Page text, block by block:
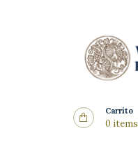
Carrito
0 items
Quienes Somos